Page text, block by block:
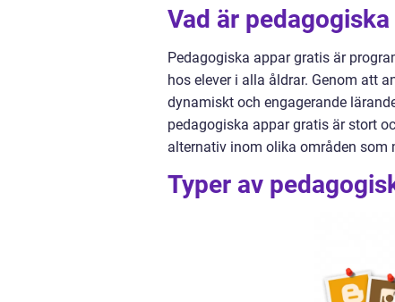
Vad är
Pedagogiska appar gratis är
hos elever i alla åldrar. Genom att
dynamiskt och engagerande
pedagogiska appar gratis är stort
alternativ inom olika områden som
Typer av